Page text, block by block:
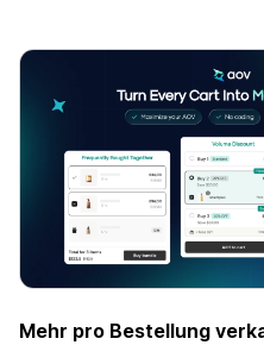
Mehr pro Bestellung